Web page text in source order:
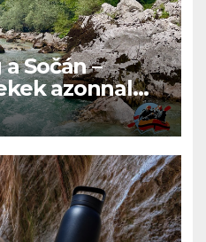
Sočán –
azonnal
egy kört